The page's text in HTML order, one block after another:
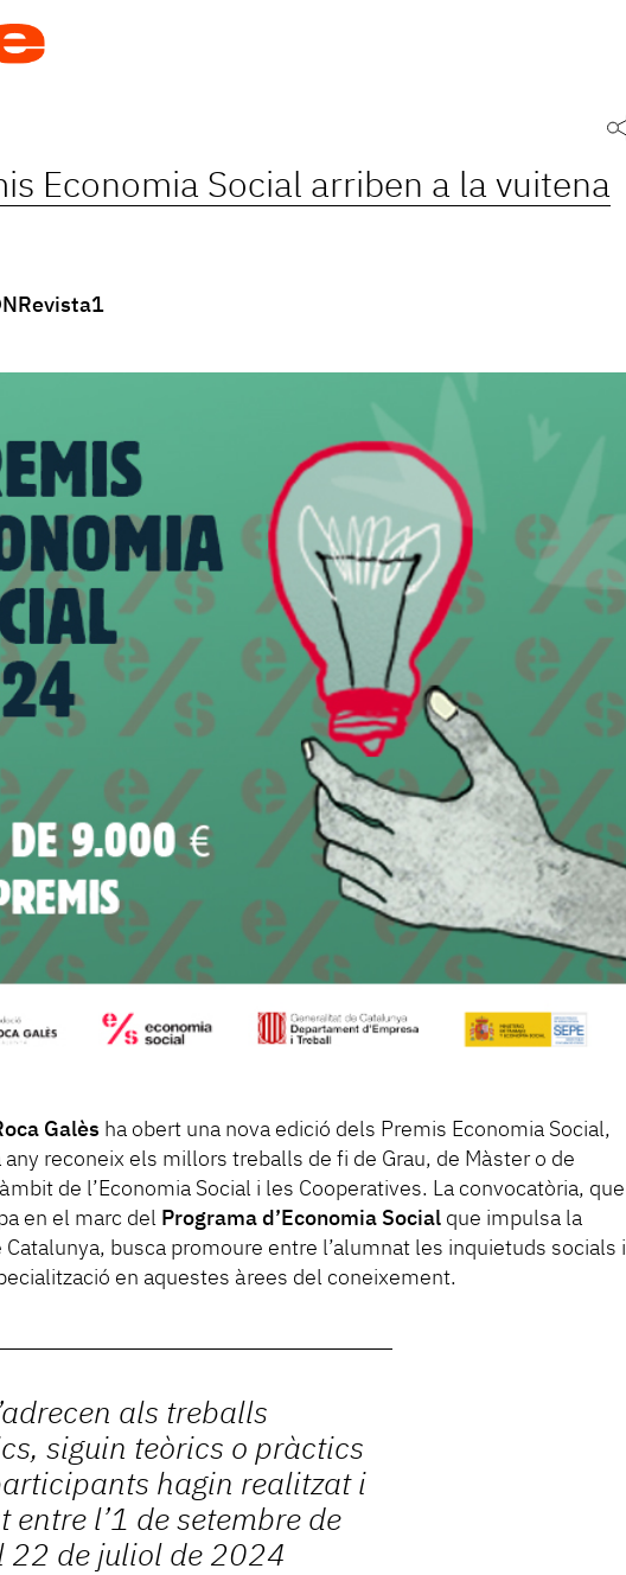
Economia Social arriben a la vuitena
Galès ha obert una nova edició dels Premis Economia Social,
any reconeix els millors treballs de fi de Grau, de Màster o de
de l’Economia Social i les Cooperatives. La convocatòria, que
en el marc del Programa d’Economia Social que impulsa la
Catalunya, busca promoure entre l’alumnat les inquietuds socials i
en aquestes àrees del coneixement.
als treballs
siguin teòrics o pràctics
hagin realitzat i
entre l’1 de setembre de
22 de juliol de 2024